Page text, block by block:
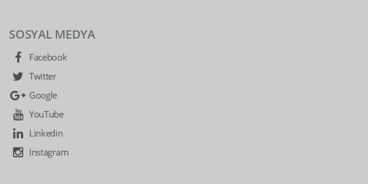
SOSYAL MEDYA
Facebook
Twitter
Google
YouTube
Linkedin
Instagram